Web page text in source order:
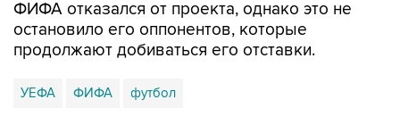
ФИФА отказался от проекта, однако это не
остановило его оппонентов, которые
продолжают добиваться его отставки.
УЕФА ФИФА футбол